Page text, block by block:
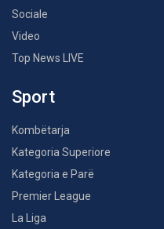
Sociale
Video
Top News LIVE
Sport
Kombëtarja
Kategoria Superiore
Kategoria e Parë
Premier League
La Liga